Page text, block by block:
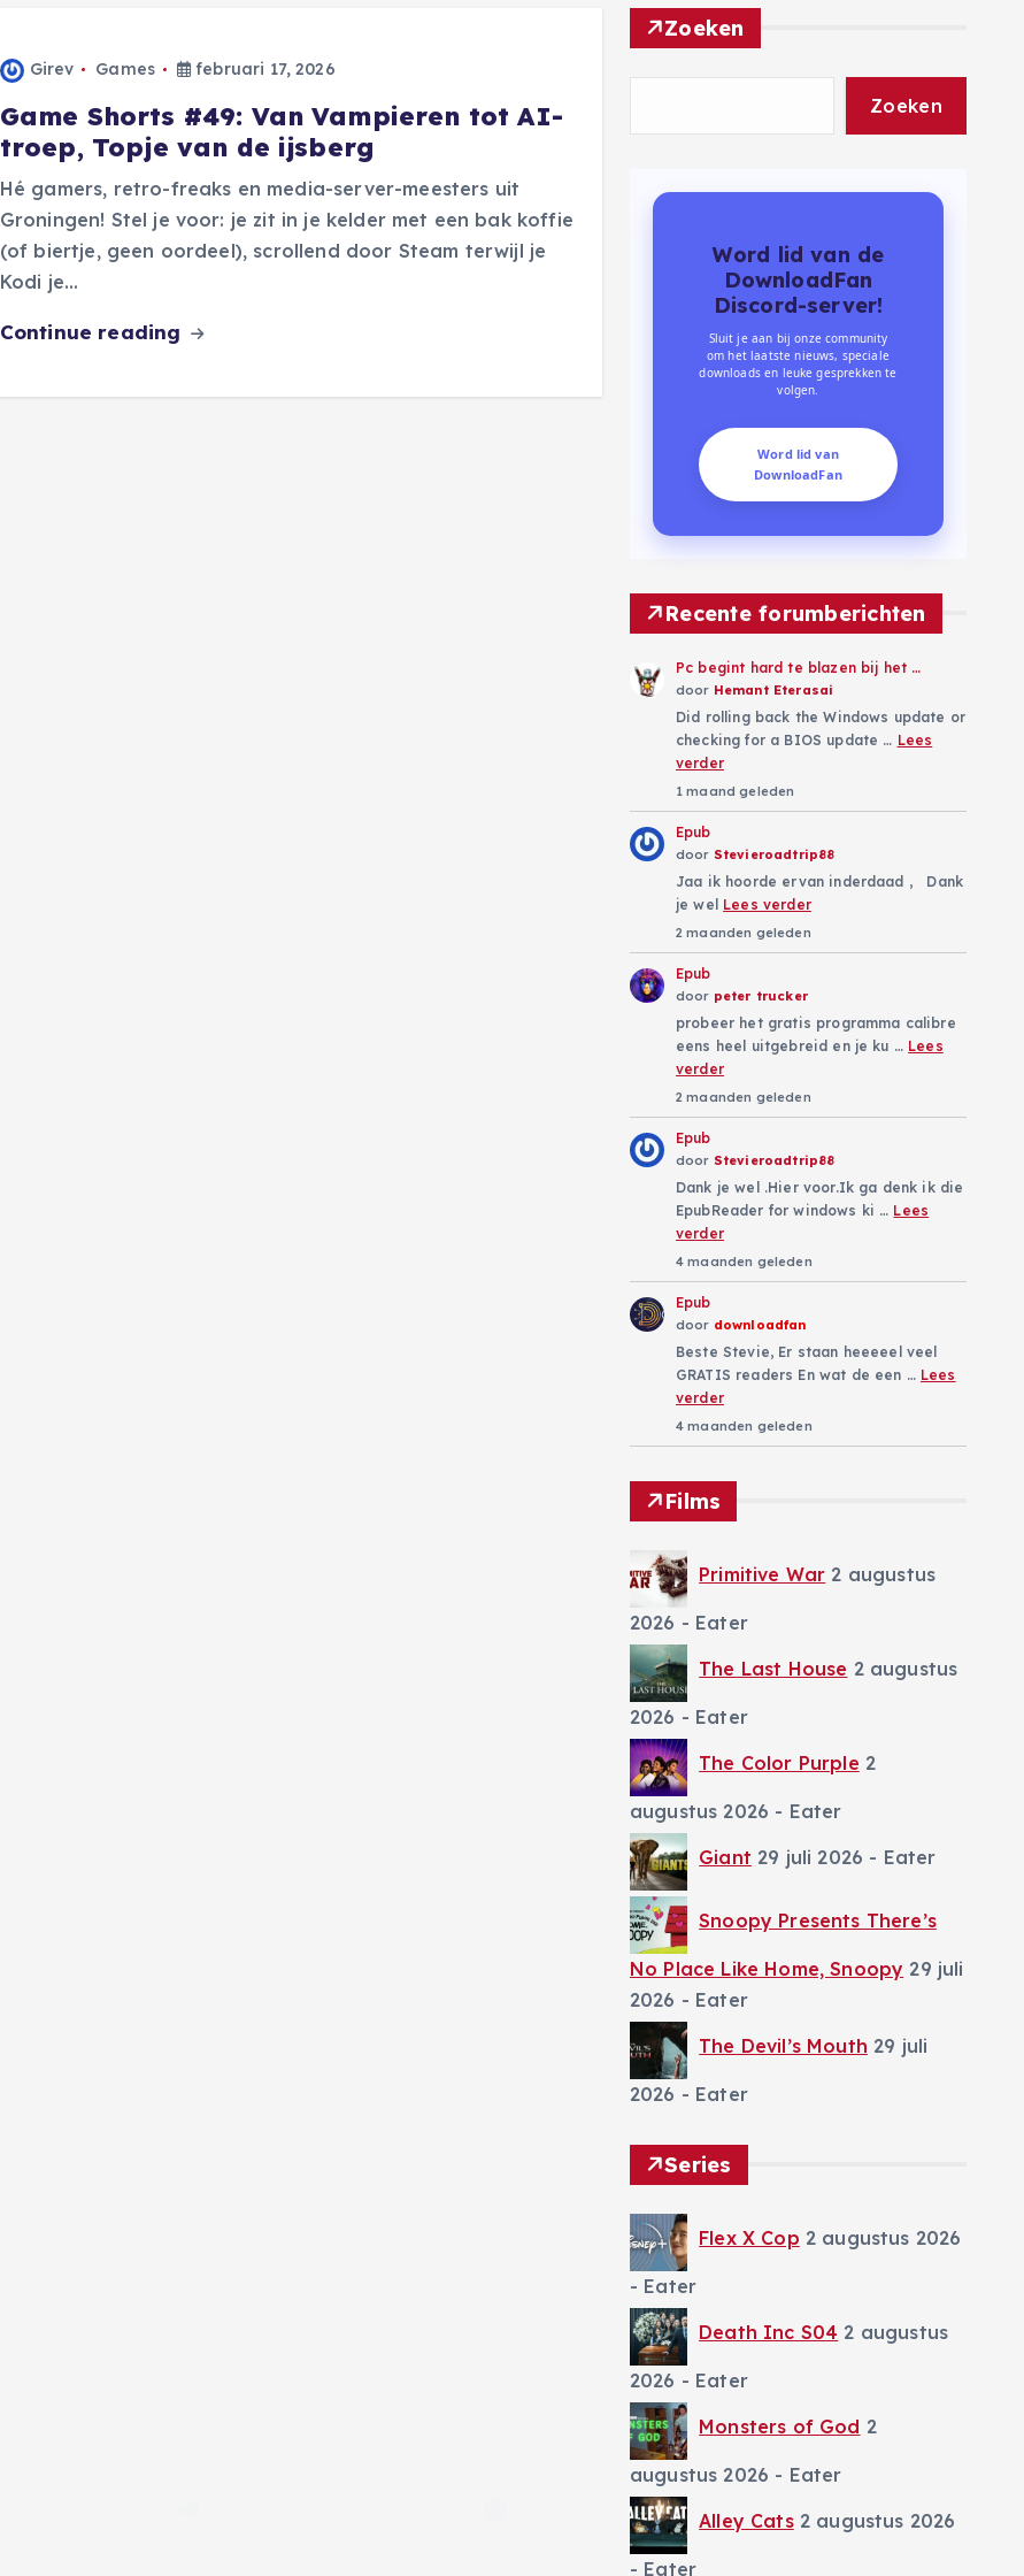
Girev Games februari 17, 2026
Game Shorts #49: Van Vampieren tot AI-
troep, Topje van de ijsberg
Hé gamers, retro-freaks en media-server-meesters uit
Groningen! Stel je voor: je zit in je kelder met een bak koffie
(of biertje, geen oordeel), scrollend door Steam terwijl je
Kodi je…
Continue reading
Zoeken
Zoeken
Word lid van de
DownloadFan
Discord-server!
Sluit je aan bij onze community
om het laatste nieuws, speciale
downloads en leuke gesprekken te
volgen.
Word lid van
DownloadFan
Recente forumberichten
Pc begint hard te blazen bij het …
door Hemant Eterasai
Did rolling back the Windows update or
checking for a BIOS update … Lees
verder
1 maand geleden
Epub
door Stevieroadtrip88
Jaa ik hoorde ervan inderdaad , Dank
je wel Lees verder
2 maanden geleden
Epub
door peter trucker
probeer het gratis programma calibre
eens heel uitgebreid en je ku … Lees
verder
2 maanden geleden
Epub
door Stevieroadtrip88
Dank je wel .Hier voor.Ik ga denk ik die
EpubReader for windows ki … Lees
verder
4 maanden geleden
Epub
door downloadfan
Beste Stevie, Er staan heeeeel veel
GRATIS readers En wat de een … Lees
verder
4 maanden geleden
Films
Primitive War 2 augustus
2026 - Eater
The Last House 2 augustus
2026 - Eater
The Color Purple 2
augustus 2026 - Eater
Giant 29 juli 2026 - Eater
Snoopy Presents There’s
No Place Like Home, Snoopy 29 juli
2026 - Eater
The Devil’s Mouth 29 juli
2026 - Eater
Series
Flex X Cop 2 augustus 2026
- Eater
Death Inc S04 2 augustus
2026 - Eater
Monsters of God 2
augustus 2026 - Eater
Alley Cats 2 augustus 2026
- Eater